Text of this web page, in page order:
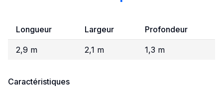
Longueur Largeur Profondeur
2,9 m 2,1 m 1,3 m
Caractéristiques